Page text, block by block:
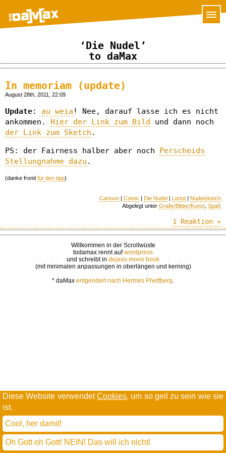
Diese Website verwendetCookies, um so geil zu sein wie sie
ist.
Cool, her damit!
Oh Gott oh Gott! NEIN! Das will ich nicht!
‘Die Nudel’
to daMax
In memoriam (update)
August 28th, 2011, 22:09
Update: au weia ! Nee, darauf lasse ich es nicht
ankommen. Hier der Link zum Bild
und dann noch
der Link zum Sketch .
PS: der Fairness halber aber noch Perscheids
Stellungnahme dazu .
(danke fronti für den tipp)
Cartoon | Comic | Die Nudel | Loriot | Nudelsketch
Abgelegt unter Grafix/Bilder/Kunst Spaß
1 Reaktion »
Willkommen in der Scrollwüste
todamax rennt aufwordpress
und schreibt in dejavu mono book
(mit minimalen anpassungen in oberlängen und kerning)
* daMax entgendert nach Hermes Phettberg.